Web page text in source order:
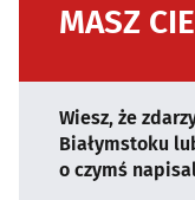
MASZ
Wiesz, że
Białymstoku
o czymś